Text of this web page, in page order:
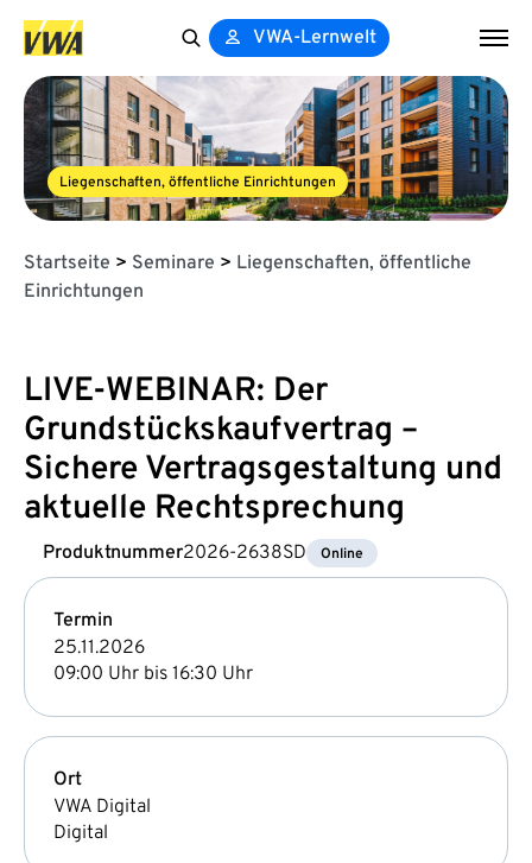
for:
VWA-Lernwelt
Liegenschaften, öffentliche Einrichtungen
Startseite > Seminare > Liegenschaften, öffentliche
Einrichtungen
LIVE-WEBINAR: Der
Grundstückskaufvertrag –
Sichere Vertragsgestaltung und
aktuelle Rechtsprechung
Produktnummer2026-2638SD Online
Termin
25.11.2026
09:00 Uhr bis 16:30 Uhr
Ort
VWA Digital
Digital